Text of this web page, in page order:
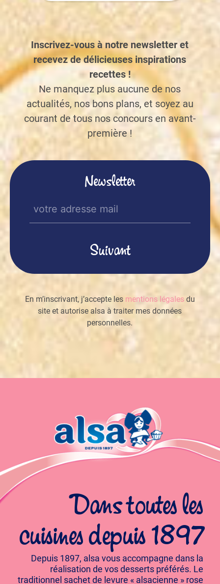
Inscrivez-vous à notre newsletter et
recevez de délicieuses inspirations
recettes !
Ne manquez plus aucune de nos
actualités, nos bons plans, et soyez au
courant de tous nos concours en avant-
première !
Newsletter
E-
mail
En m’inscrivant, j’accepte les mentions légalesdu
site et autorise alsa à traiter mes données
personnelles.
Dans toutes les
cuisines depuis 1897
Depuis 1897, alsa vous accompagne dans la
réalisation de vos desserts préférés. Le
traditionnel sachet de levure « alsacienne » rose